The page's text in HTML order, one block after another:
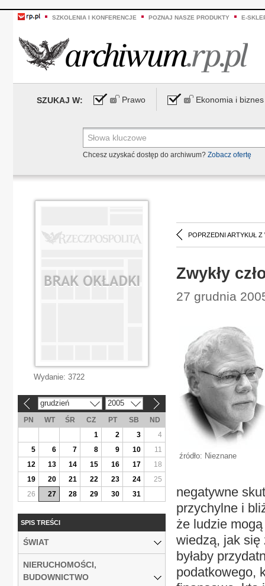
SZKOLENIA I KONFERENCJE POZNAJ NASZE PRODUKTY E-
SZUKAJ W: Prawo Ekonomia i biznes
Chcesz uzyskać dostęp do archiwum? Zobacz ofertę
POPRZEDNI ARTYKUŁ Z
Zwykły
27 grudnia
źródło: Nieznane
negatywne
przychylne i
że ludzie
wiedzą, jak się
byłaby
podatkowego,
Wydanie: 3722
grudzień 2005
PN WT ŚR CZ PT SB
ND
1
2 3
4
5
6 7 8 9 10
11
12
13 14 15 16 17
18
19
20 21 22 23 24
25
26
27 28 29 30 31
SPIS TREŚCI
ŚWIAT
NIERUCHOMOŚCI,
BUDOWNICTWO